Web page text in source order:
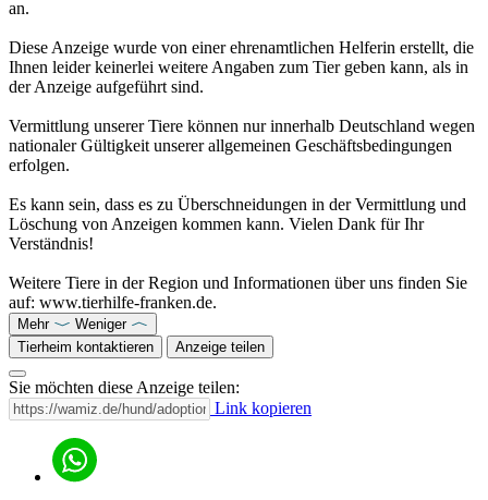
an.
Diese Anzeige wurde von einer ehrenamtlichen Helferin erstellt, die
Ihnen leider keinerlei weitere Angaben zum Tier geben kann, als in
der Anzeige aufgeführt sind.
Vermittlung unserer Tiere können nur innerhalb Deutschland wegen
nationaler Gültigkeit unserer allgemeinen Geschäftsbedingungen
erfolgen.
Es kann sein, dass es zu Überschneidungen in der Vermittlung und
Löschung von Anzeigen kommen kann. Vielen Dank für Ihr
Verständnis!
Weitere Tiere in der Region und Informationen über uns finden Sie
auf: www.tierhilfe-franken.de.
Mehr
Weniger
Tierheim kontaktieren
Anzeige teilen
Sie möchten diese Anzeige teilen:
Link kopieren